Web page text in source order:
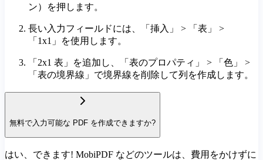
ン）を押します。
長い入力フィールドには、「挿入」 > 「表」 >
「1x1」を使用します。
「2x1 表」を追加し、「表のプロパティ」 > 「色」 >
「表の境界線」で境界線を削除して列を作成します。
無料で入力可能な PDF を作成できますか?
はい、できます! MobiPDF などのツールは、費用をかけずに